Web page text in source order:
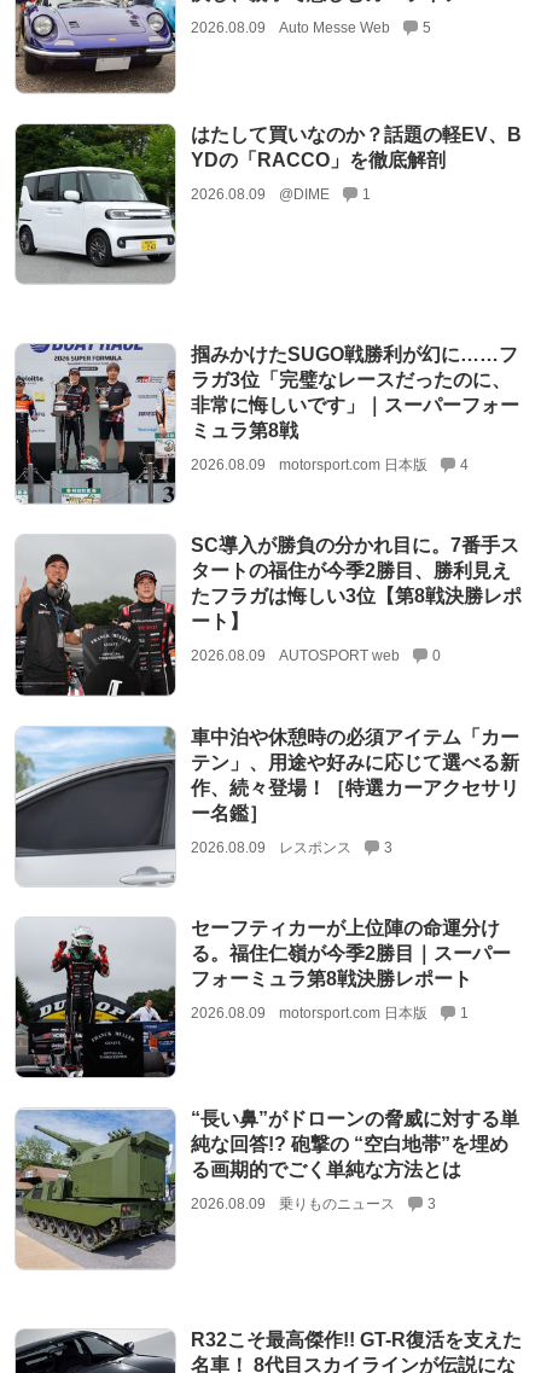
2026.08.09 Auto Messe Web 5
はたして買いなのか？話題の軽EV、B
YDの「RACCO」を徹底解剖
2026.08.09 @DIME 1
掴みかけたSUGO戦勝利が幻に……フ
ラガ3位「完璧なレースだったのに、
非常に悔しいです」｜スーパーフォー
ミュラ第8戦
2026.08.09 motorsport.com 日本版 4
SC導入が勝負の分かれ目に。7番手ス
タートの福住が今季2勝目、勝利見え
たフラガは悔しい3位【第8戦決勝レポ
ート】
2026.08.09 AUTOSPORT web 0
車中泊や休憩時の必須アイテム「カー
テン」、用途や好みに応じて選べる新
作、続々登場！［特選カーアクセサリ
ー名鑑］
2026.08.09 レスポンス 3
セーフティカーが上位陣の命運分け
る。福住仁嶺が今季2勝目｜スーパー
フォーミュラ第8戦決勝レポート
2026.08.09 motorsport.com 日本版 1
“長い鼻”がドローンの脅威に対する単
純な回答!? 砲撃の “空白地帯”を埋め
る画期的でごく単純な方法とは
2026.08.09 乗りものニュース 3
R32こそ最高傑作!! GT-R復活を支えた
名車！ 8代目スカイラインが伝説にな